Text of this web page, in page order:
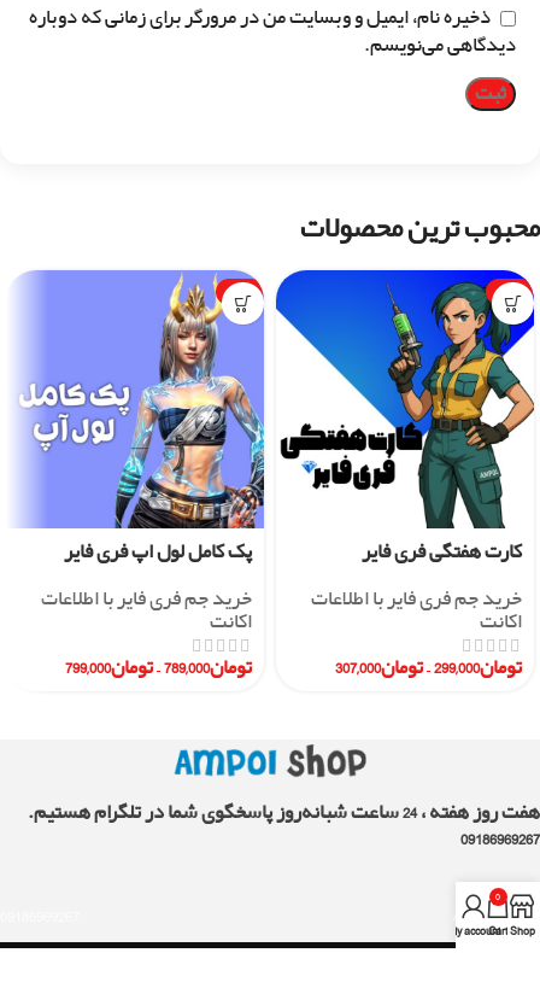
ذخیره نام، ایمیل و وبسایت من در مرورگر برای زمانی که دوباره
دیدگاهی می‌نویسم.
محبوب ترین محصولات
-7%
کارت هفتگی فری فایر
خرید جم فری فایر با اطلاعات
اکانت
تومان299,000
–تومان307,000
-1%
پک کامل لول اپ فری فایر
خرید جم فری فایر با اطلاعات
اکانت
تومان789,000
–تومان799,000
هفت روز هفته ، 24 ساعت شبانه‌روز پاسخگوی شما در تلگرام هستیم.
09186969267
AMPOLshop.ir
Shop
0
Cart
My account